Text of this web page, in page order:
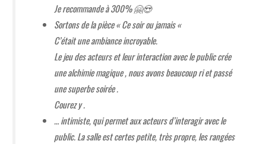
Je recommande à 300% 🤗😍
Sortons de la pièce « Ce soir ou jamais «
C’était une ambiance incroyable.
Le jeu des acteurs et leur interaction avec le public crée
une alchimie magique , nous avons beaucoup ri et passé
une superbe soirée .
Courez y .
… intimiste, qui permet aux acteurs d’interagir avec le
public. La salle est certes petite, très propre, les rangées